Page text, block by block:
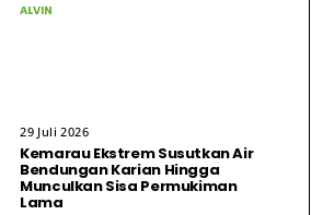
ALVIN
29 Juli 2026
Kemarau Ekstrem Susutkan Air
Bendungan Karian Hingga
Munculkan Sisa Permukiman
Lama